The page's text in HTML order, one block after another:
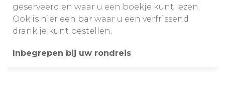
geserveerd en waar u een boekje kunt lezen.
Ook is hier een bar waar u een verfrissend
drank je kunt bestellen.
Inbegrepen bij uw rondreis